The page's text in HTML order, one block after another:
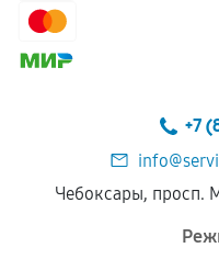
+7
Чебоксары, просп.